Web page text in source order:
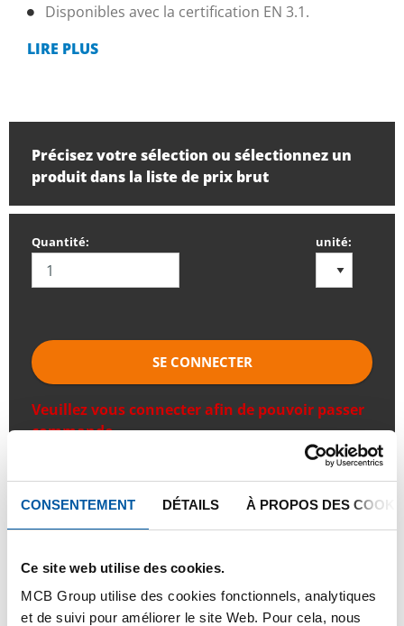
CONSENTEMENT DÉTAILS À PROPOS DES
Ce site web utilise des cookies.
MCB Group utilise des cookies fonctionnels, analytiques
et de suivi pour améliorer le site Web. Pour cela, nous
Disponibles avec la certification EN 3.1.
LIRE PLUS
Précisez votre sélection ou sélectionnez un
produit dans la liste de prix brut
Quantité: unité:
SE CONNECTER
Veuillez vous connecter afin de pouvoir passer
commande
Commandez avec vos propres numéros d’articles